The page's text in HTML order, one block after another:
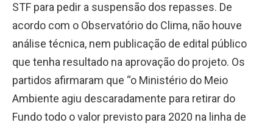
STF para pedir a suspensão dos repasses. De
acordo com o Observatório do Clima, não houve
análise técnica, nem publicação de edital público
que tenha resultado na aprovação do projeto. Os
partidos afirmaram que “o Ministério do Meio
Ambiente agiu descaradamente para retirar do
Fundo todo o valor previsto para 2020 na linha de